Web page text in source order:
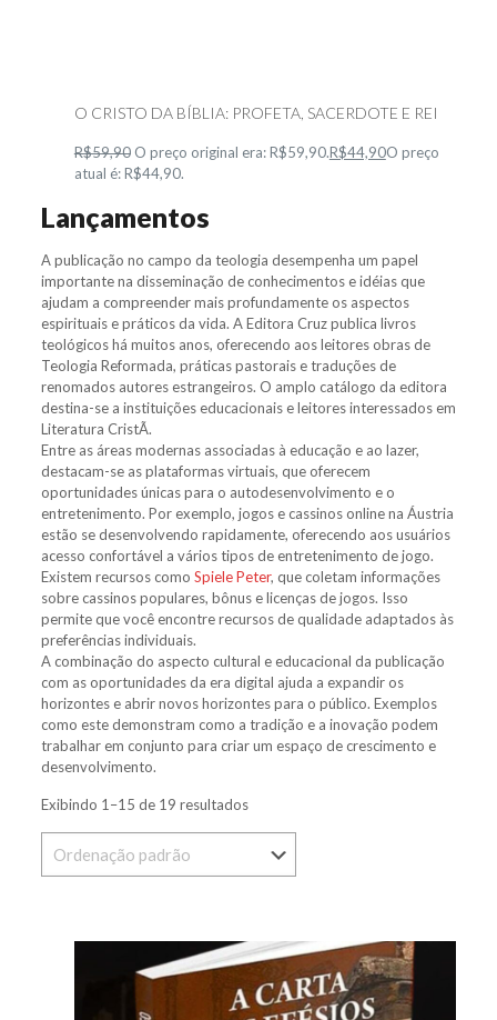
O CRISTO DA BÍBLIA: PROFETA, SACERDOTE E REI
R$59,90O preço original era: R$59,90.R$44,90O preço
atual é: R$44,90.
Lançamentos
A publicação no campo da teologia desempenha um papel
importante na disseminação de conhecimentos e idéias que
ajudam a compreender mais profundamente os aspectos
espirituais e práticos da vida. A Editora Cruz publica livros
teológicos há muitos anos, oferecendo aos leitores obras de
Teologia Reformada, práticas pastorais e traduções de
renomados autores estrangeiros. O amplo catálogo da editora
destina-se a instituições educacionais e leitores interessados em
Literatura CristÃ.
Entre as áreas modernas associadas à educação e ao lazer,
destacam-se as plataformas virtuais, que oferecem
oportunidades únicas para o autodesenvolvimento e o
entretenimento. Por exemplo, jogos e cassinos online na Áustria
estão se desenvolvendo rapidamente, oferecendo aos usuários
acesso confortável a vários tipos de entretenimento de jogo.
Existem recursos como Spiele Peter, que coletam informações
sobre cassinos populares, bônus e licenças de jogos. Isso
permite que você encontre recursos de qualidade adaptados às
preferências individuais.
A combinação do aspecto cultural e educacional da publicação
com as oportunidades da era digital ajuda a expandir os
horizontes e abrir novos horizontes para o público. Exemplos
como este demonstram como a tradição e a inovação podem
trabalhar em conjunto para criar um espaço de crescimento e
desenvolvimento.
Exibindo 1–15 de 19 resultados